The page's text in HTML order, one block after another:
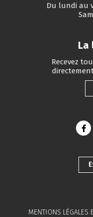
Du lundi au
La
Recevez
MENTIONS LÉGALES